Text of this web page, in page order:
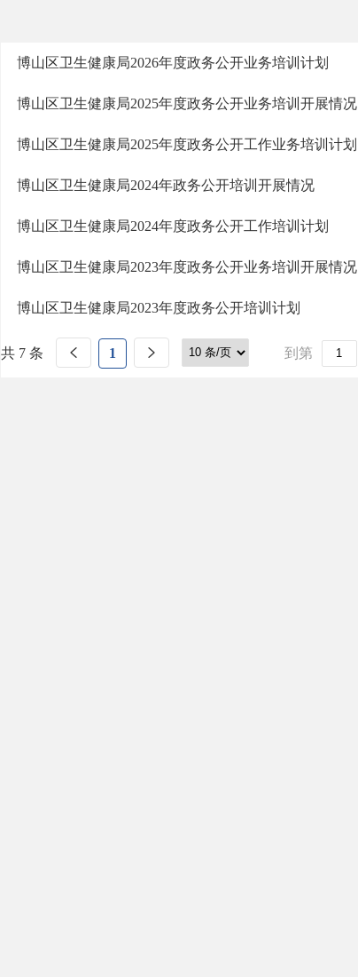
博山区卫生健康局2026年度政务公开业务培训计划
博山区卫生健康局2025年度政务公开业务培训开展情况
博山区卫生健康局2025年度政务公开工作业务培训计划
博山区卫生健康局2024年政务公开培训开展情况
博山区卫生健康局2024年度政务公开工作培训计划
博山区卫生健康局2023年度政务公开业务培训开展情况
博山区卫生健康局2023年度政务公开培训计划
共 7 条 1 到第